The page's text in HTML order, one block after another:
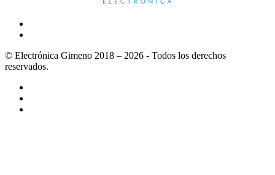
© Electrónica Gimeno 2018 – 2026 - Todos los derechos
reservados.